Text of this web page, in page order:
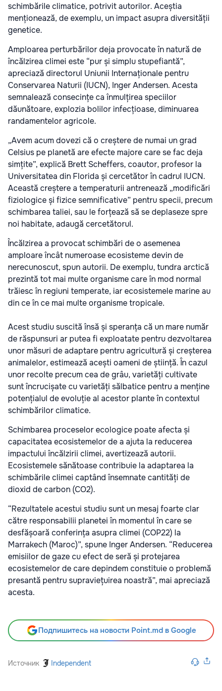
schimbările climatice, potrivit autorilor. Aceștia
menționează, de exemplu, un impact asupra diversității
genetice.
Amploarea perturbărilor deja provocate în natură de
încălzirea climei este “pur și simplu stupefiantă”,
apreciază directorul Uniunii Internaționale pentru
Conservarea Naturii (IUCN), Inger Andersen. Acesta
semnalează consecințe ca înmulțirea speciilor
dăunătoare, explozia bolilor infecțioase, diminuarea
randamentelor agricole.
„Avem acum dovezi că o creștere de numai un grad
Celsius pe planetă are efecte majore care se fac deja
simțite”, explică Brett Scheffers, coautor, profesor la
Universitatea din Florida și cercetător în cadrul IUCN.
Această creștere a temperaturii antrenează „modificări
fiziologice și fizice semnificative” pentru specii, precum
schimbarea taliei, sau le forțează să se deplaseze spre
noi habitate, adaugă cercetătorul.
Încălzirea a provocat schimbări de o asemenea
amploare încât numeroase ecosisteme devin de
nerecunoscut, spun autorii. De exemplu, tundra arctică
prezintă tot mai multe organisme care în mod normal
trăiesc în regiuni temperate, iar ecosistemele marine au
din ce în ce mai multe organisme tropicale.
Acest studiu suscită însă și speranța că un mare număr
de răspunsuri ar putea fi exploatate pentru dezvoltarea
unor măsuri de adaptare pentru agricultură și creșterea
animalelor, estimează acești oameni de știință. În cazul
unor recolte precum cea de grâu, varietăți cultivate
sunt încrucișate cu varietăți sălbatice pentru a menține
potențialul de evoluție al acestor plante în contextul
schimbărilor climatice.
Schimbarea proceselor ecologice poate afecta și
capacitatea ecosistemelor de a ajuta la reducerea
impactului încălzirii climei, avertizează autorii.
Ecosistemele sănătoase contribuie la adaptarea la
schimbările climei captând însemnate cantități de
dioxid de carbon (CO2).
“Rezultatele acestui studiu sunt un mesaj foarte clar
către responsabilii planetei în momentul în care se
desfășoară conferința asupra climei (COP22) la
Marrakech (Maroc)”, spune Inger Andersen. “Reducerea
emisiilor de gaze cu efect de seră și protejarea
ecosistemelor de care depindem constituie o problemă
presantă pentru supraviețuirea noastră”, mai apreciază
acesta.
Подпишитесь на новости Point.md в Google
Источник Independent